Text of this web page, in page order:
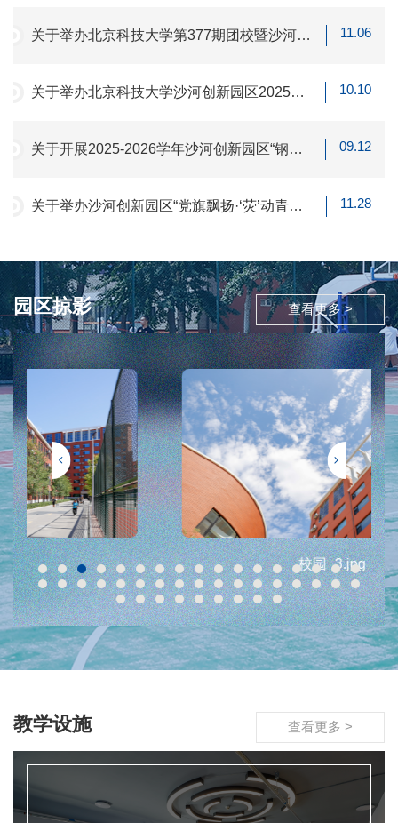
关于举办北京科技大学第377期团校暨沙河创
11.06
关于举办北京科技大学沙河创新园区2025年
10.10
关于开展2025-2026学年沙河创新园区“钢筋
09.12
关于举办沙河创新园区“党旗飘扬·‘荧’动青
11.28
查看更多 >
园区掠影
校园_3.jpg
查看更多 >
教学设施